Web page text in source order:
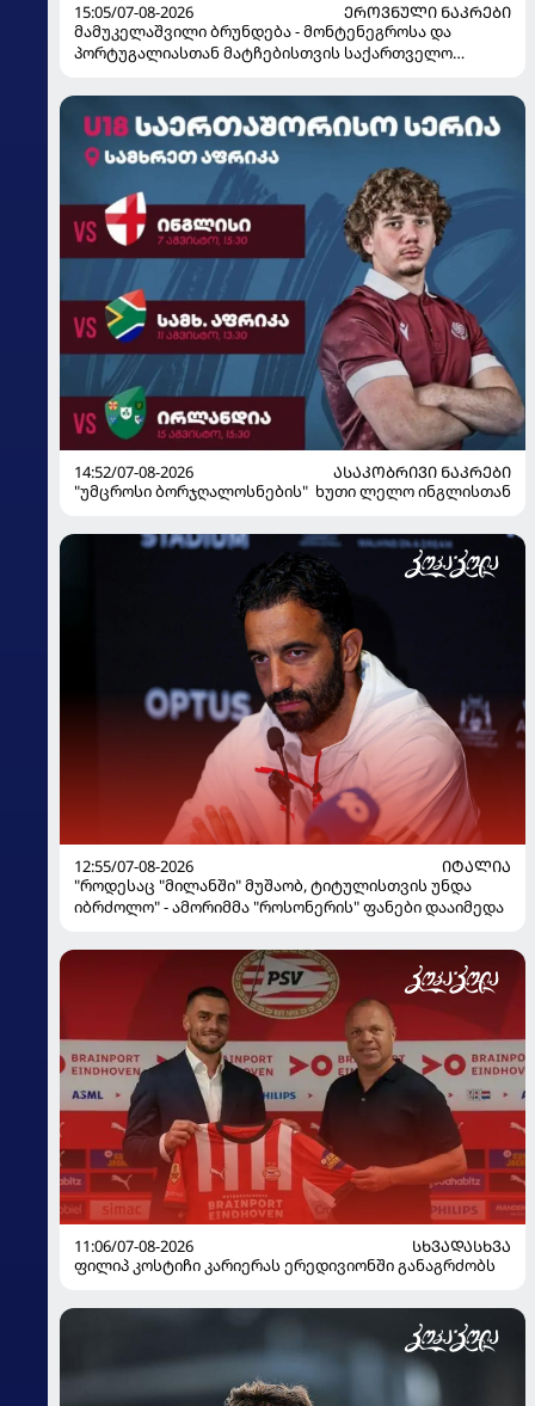
15:05/07-08-2026
ᲔᲠᲝᲕᲜᲣᲚᲘ ᲜᲐᲙᲠᲔᲑᲘ
მამუკელაშვილი ბრუნდება - მონტენეგროსა და
პორტუგალიასთან მატჩებისთვის საქართველო
14:52/07-08-2026
ᲐᲡᲐᲙᲝᲑᲠᲘᲕᲘ ᲜᲐᲙᲠᲔᲑᲘ
"უმცროსი ბორჯღალოსნების" ხუთი ლელო ინგლისთან
12:55/07-08-2026
ᲘᲢᲐᲚᲘᲐ
"როდესაც "მილანში" მუშაობ, ტიტულისთვის უნდა
იბრძოლო" - ამორიმმა "როსონერის" ფანები დააიმედა
11:06/07-08-2026
ᲡᲮᲕᲐᲓᲐᲡᲮᲕᲐ
ფილიპ კოსტიჩი კარიერას ერედივიონში განაგრძობს